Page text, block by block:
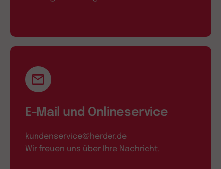
E-Mail und Onlineservice
kundenservice@herder.de
Wir freuen uns über Ihre Nachricht.